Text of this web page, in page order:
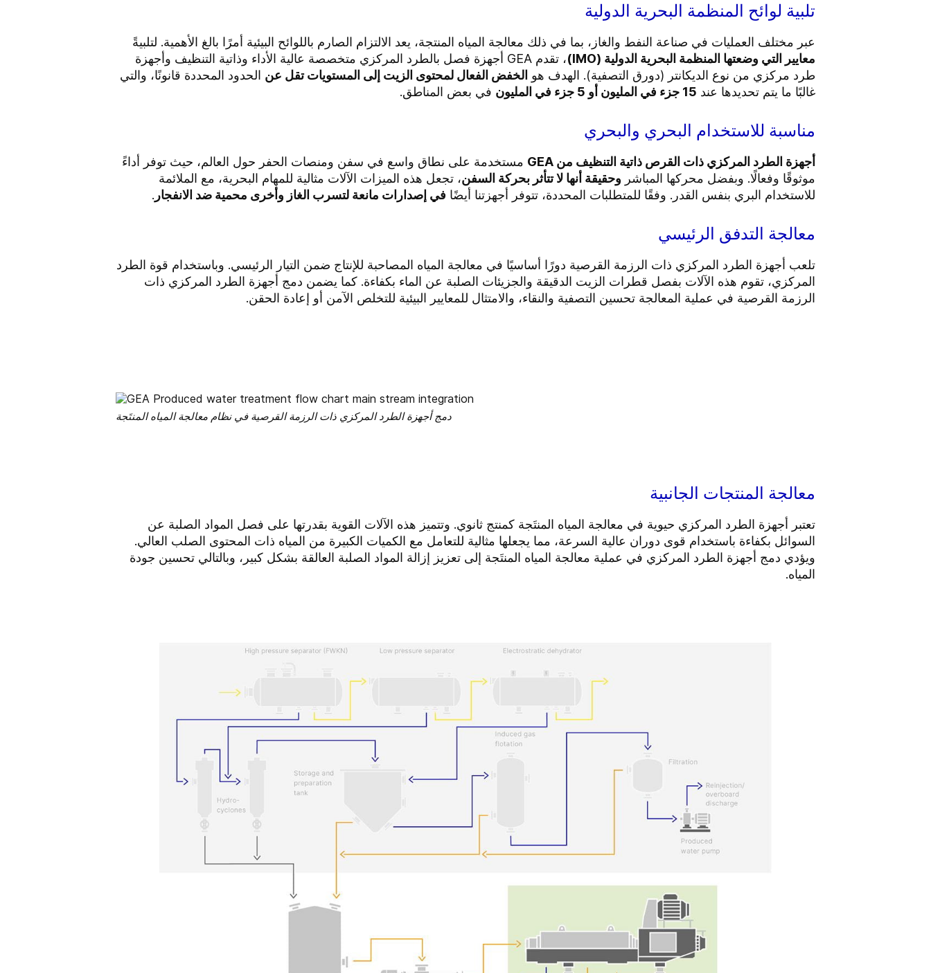
تلبية لوائح المنظمة البحرية الدولية
عبر مختلف العمليات في صناعة النفط والغاز، بما في ذلك معالجة المياه المنتجة، يعد الالتزام الصارم باللوائح البيئية أمرًا بالغ الأهمية. لتلبيةً
معايير التي وضعتها المنظمة البحرية الدولية (IMO)
، تقدم GEA أجهزة فصل بالطرد المركزي متخصصة عالية الأداء وذاتية التنظيف وأجهزة
طرد مركزي من نوع الديكانتر (دورق التصفية). الهدف هو الخفض الفعال لمحتوى الزيت إلى المستويات تقل عن الحدود المحددة قانونًا، والتي
غالبًا ما يتم تحديدها عند 15 جزء في المليون أو 5 جزء في المليون في بعض المناطق.
مناسبة للاستخدام البحري والبحري
أجهزة الطرد المركزي ذات القرص ذاتية التنظيف من GEA
مستخدمة على نطاق واسع في سفن ومنصات الحفر حول العالم، حيث توفر أداءً
موثوقًا وفعالًا. وبفضل محركها المباشر وحقيقة أنها لا تتأثر بحركة السفن، تجعل هذه الميزات الآلات مثالية للمهام البحرية، مع الملائمة
للاستخدام البري بنفس القدر. وفقًا للمتطلبات المحددة، تتوفر أجهزتنا أيضًا في إصدارات مانعة لتسرب الغاز وأخرى محمية ضد الانفجار .
معالجة التدفق الرئيسي
تلعب أجهزة الطرد المركزي ذات الرزمة القرصية دورًا أساسيًا في معالجة المياه المصاحبة للإنتاج ضمن التيار الرئيسي. وباستخدام قوة الطرد
المركزي، تقوم هذه الآلات بفصل قطرات الزيت الدقيقة والجزيئات الصلبة عن الماء بكفاءة. كما يضمن دمج أجهزة الطرد المركزي ذات
الرزمة القرصية في عملية المعالجة تحسين التصفية والنقاء، والامتثال للمعايير البيئية للتخلص الآمن أو إعادة الحقن.
دمج أجهزة الطرد المركزي ذات الرزمة القرصية في نظام معالجة المياه المنتَجة
معالجة المنتجات الجانبية
تعتبر أجهزة الطرد المركزي حيوية في معالجة المياه المنتَجة كمنتج ثانوي. وتتميز هذه الآلات القوية بقدرتها على فصل المواد الصلبة عن
السوائل بكفاءة باستخدام قوى دوران عالية السرعة، مما يجعلها مثالية للتعامل مع الكميات الكبيرة من المياه ذات المحتوى الصلب العالي.
ويؤدي دمج أجهزة الطرد المركزي في عملية معالجة المياه المنتَجة إلى تعزيز إزالة المواد الصلبة العالقة بشكل كبير، وبالتالي تحسين جودة
المياه.